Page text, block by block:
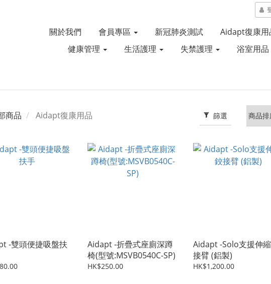
關於我們 會員專區 新冠肺炎測試 Aidapt復康用
健康管理
生活護理 失禁護理 浴室用品
篩選
商品 Aidapt復康用品
-雙頭便捷吸盤扶
Aidapt -折疊式座廁深蹲
椅(型號:MSVB0540C-SP)
HK$250.00
Aidapt -Solo支援伸
接臂 (鋁製)
HK$1,200.00